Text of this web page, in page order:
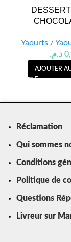
DESSERT
Yaourts /
د.م.
AJOUTER
Réclamation
Qui sommes
Conditions
Politique de
Questions
Livreur sur